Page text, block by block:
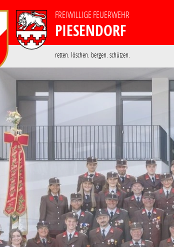
FREIWILLIGE FEUERWEHR
PIESENDORF
retten. löschen. bergen. schützen.